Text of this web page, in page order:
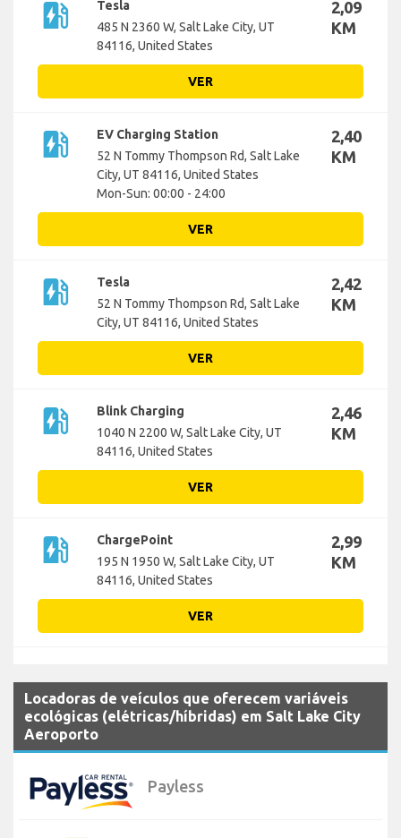
ev_station
Tesla
485 N 2360 W, Salt Lake City, UT
84116, United States
2,09
KM
VER
ev_station
EV Charging Station
52 N Tommy Thompson Rd, Salt Lake
City, UT 84116, United States
Mon-Sun: 00:00 - 24:00
2,40
KM
VER
ev_station
Tesla
52 N Tommy Thompson Rd, Salt Lake
City, UT 84116, United States
2,42
KM
VER
ev_station
Blink Charging
1040 N 2200 W, Salt Lake City, UT
84116, United States
2,46
KM
VER
ev_station
ChargePoint
195 N 1950 W, Salt Lake City, UT
84116, United States
2,99
KM
VER
Locadoras de veículos que oferecem variáveis
ecológicas (elétricas/híbridas) em Salt Lake City
Aeroporto
Payless